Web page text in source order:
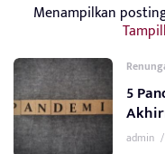
Menampilkan
5
admin /